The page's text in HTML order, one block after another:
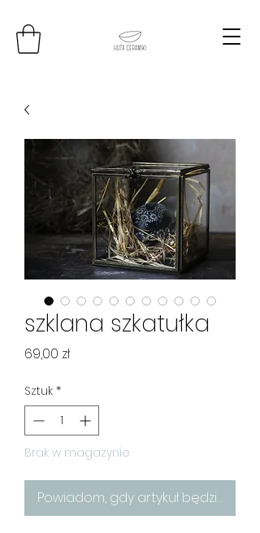
szklana szkatułka
69,00 złCena
Sztuk *
Brak w magazynie
Powiadom, gdy artykuł będzie